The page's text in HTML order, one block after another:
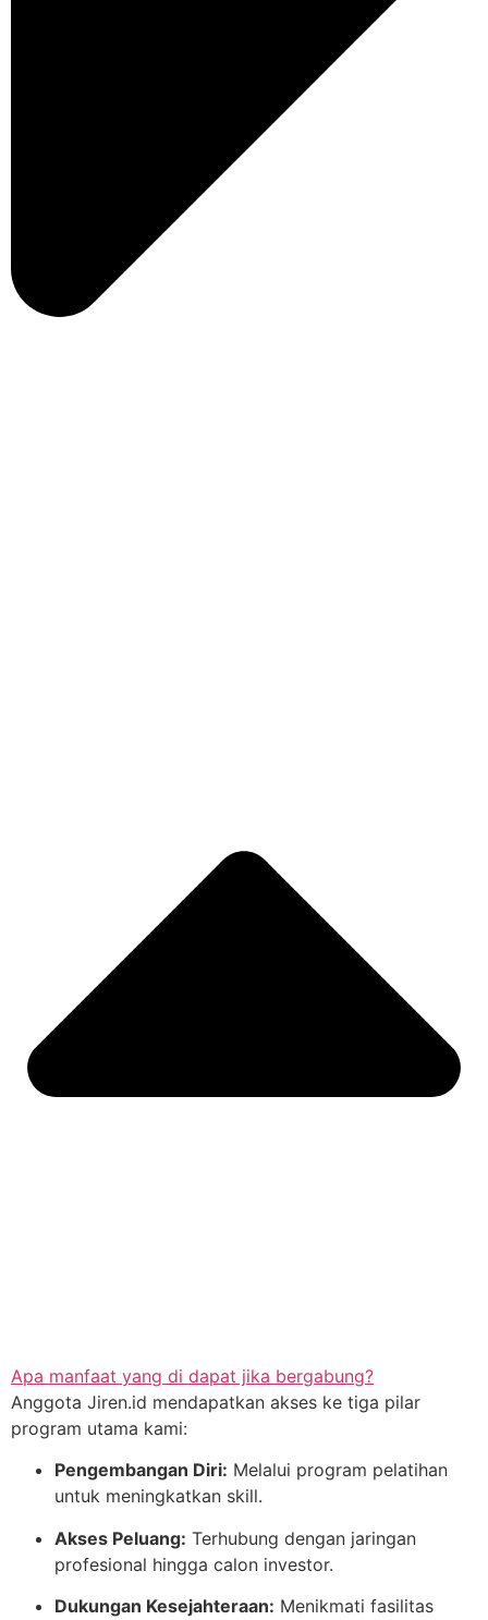
Apa manfaat yang di dapat jika bergabung?
Anggota Jiren.id mendapatkan akses ke tiga pilar
program utama kami:
Pengembangan Diri: Melalui program pelatihan
untuk meningkatkan skill.
Akses Peluang: Terhubung dengan jaringan
profesional hingga calon investor.
Dukungan Kesejahteraan: Menikmati fasilitas